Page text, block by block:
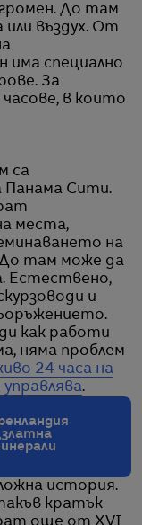
До там
или въздух. От
има специално
За
в които
са
Панама Сити.
места,
на
До там може да
Естествено,
и
как работи
няма проблем
24 часа на
.
история.
кратък
още от XVI